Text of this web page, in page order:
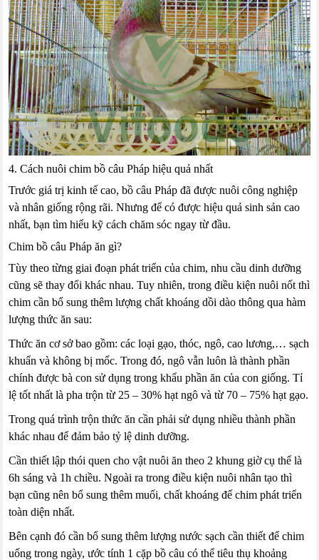
4. Cách nuôi chim bồ câu Pháp hiệu quả nhất
Trước giá trị kinh tế cao, bồ câu Pháp đã được nuôi công nghiệp
và nhân giống rộng rãi. Nhưng để có được hiệu quả sinh sản cao
nhất, bạn tìm hiểu kỹ cách chăm sóc ngay từ đầu.
Chim bồ câu Pháp ăn gì?
Tùy theo từng giai đoạn phát triển của chim, nhu cầu dinh dưỡng
cũng sẽ thay đổi khác nhau. Tuy nhiên, trong điều kiện nuôi nốt thì
chim cần bổ sung thêm lượng chất khoáng dồi dào thông qua hàm
lượng thức ăn sau:
Thức ăn cơ sở bao gồm: các loại gạo, thóc, ngô, cao lương,… sạch
khuẩn và không bị mốc. Trong đó, ngô vẫn luôn là thành phần
chính được bà con sử dụng trong khẩu phần ăn của con giống. Tỉ
lệ tốt nhất là pha trộn từ 25 – 30% hạt ngô và từ 70 – 75% hạt gạo.
Trong quá trình trộn thức ăn cần phải sử dụng nhiều thành phần
khác nhau để đảm bảo tỷ lệ dinh dưỡng.
Cần thiết lập thói quen cho vật nuôi ăn theo 2 khung giờ cụ thể là
6h sáng và 1h chiều. Ngoài ra trong điều kiện nuôi nhân tạo thì
bạn cũng nên bổ sung thêm muối, chất khoáng để chim phát triển
toàn diện nhất.
Bên cạnh đó cần bổ sung thêm lượng nước sạch cần thiết để chim
uống trong ngày, ước tính 1 cặp bồ câu có thể tiêu thụ khoảng